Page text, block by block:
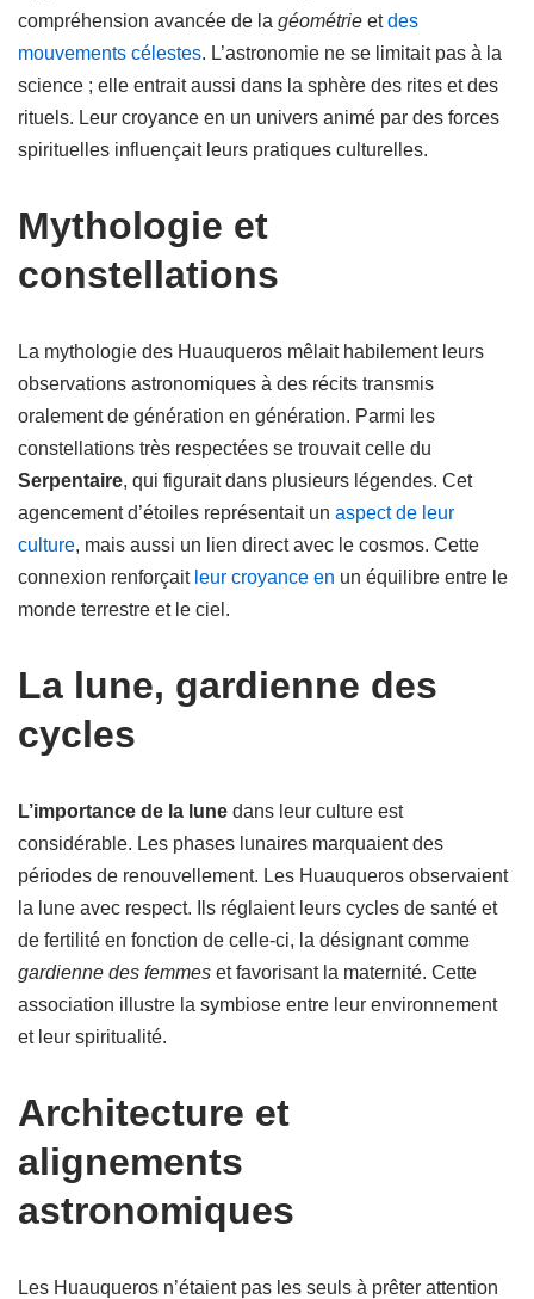
compréhension avancée de la géométrie etdes
mouvements célestes. L’astronomie ne se limitait pas à la
science ; elle entrait aussi dans la sphère des rites et des
rituels. Leur croyance en un univers animé par des forces
spirituelles influençait leurs pratiques culturelles.
Mythologie et
constellations
La mythologie des Huauqueros mêlait habilement leurs
observations astronomiques à des récits transmis
oralement de génération en génération. Parmi les
constellations très respectées se trouvait celle du
Serpentaire, qui figurait dans plusieurs légendes. Cet
agencement d’étoiles représentait un aspect de leur
culture, mais aussi un lien direct avec le cosmos. Cette
connexion renforçait leur croyance en un équilibre entre le
monde terrestre et le ciel.
La lune, gardienne des
cycles
L’importance de la lune dans leur culture est
considérable. Les phases lunaires marquaient des
périodes de renouvellement. Les Huauqueros observaient
la lune avec respect. Ils réglaient leurs cycles de santé et
de fertilité en fonction de celle-ci, la désignant comme
gardienne des femmes et favorisant la maternité. Cette
association illustre la symbiose entre leur environnement
et leur spiritualité.
Architecture et
alignements
astronomiques
Les Huauqueros n’étaient pas les seuls à prêter attention